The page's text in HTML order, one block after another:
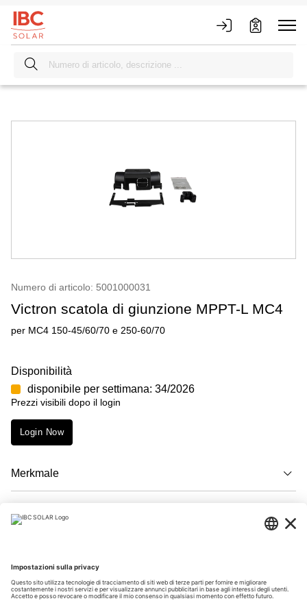
Numero di articolo: 5001000031
Victron scatola di giunzione MPPT-L MC4
per MC4 150-45/60/70 e 250-60/70
Disponibilità
disponibile per settimana: 34/2026
Prezzi visibili dopo il login
Login Now
Merkmale
Descrizione
Download